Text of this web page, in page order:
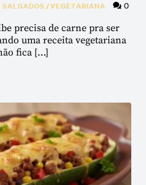
SALGADOS/VEGETARIANA 0
precisa de carne pra ser
uma receita vegetariana
fica […]